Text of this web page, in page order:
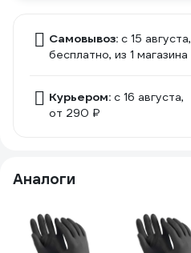
Самовывоз: c 15 августа,
бесплатно, из 1 магазина
Курьером: c 16 августа,
от 290 ₽
Аналоги